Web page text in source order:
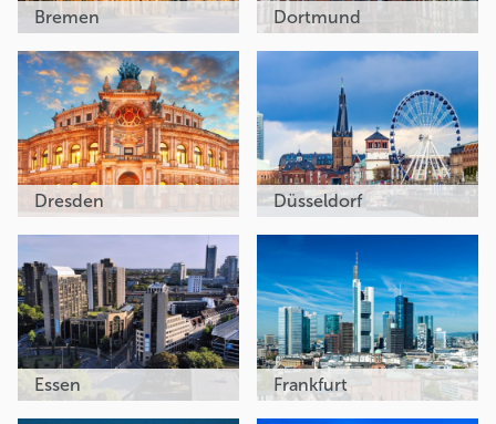
Bremen Dortmund
Dresden Düsseldorf
Essen Frankfurt